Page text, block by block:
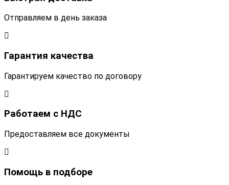
Отправляем в день заказа
Гарантия качества
Гарантируем качество по договору
Работаем с НДС
Предоставляем все документы
Помощь в подборе